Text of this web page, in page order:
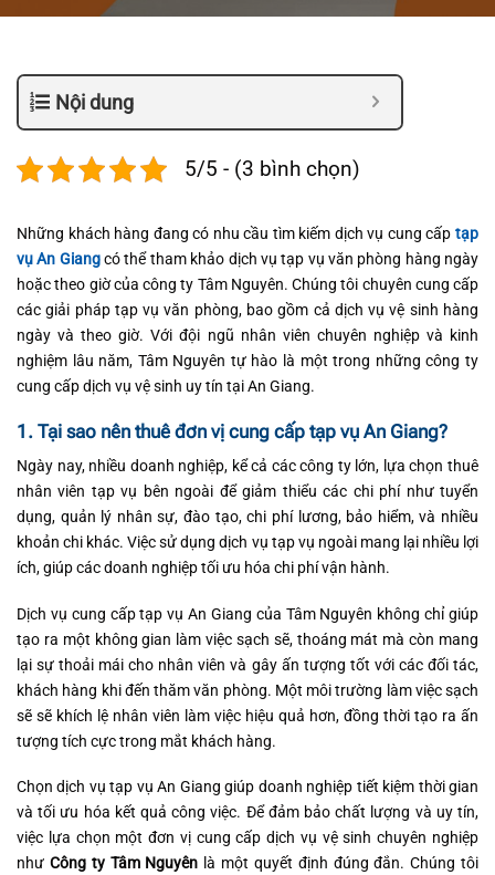
Nội dung
5/5 - (3 bình chọn)
Những khách hàng đang có nhu cầu tìm kiếm dịch vụ cung cấp tạp
vụ An Giangcó thể tham khảo dịch vụ tạp vụ văn phòng hàng ngày
hoặc theo giờ của công ty Tâm Nguyên. Chúng tôi chuyên cung cấp
các giải pháp tạp vụ văn phòng, bao gồm cả dịch vụ vệ sinh hàng
ngày và theo giờ. Với đội ngũ nhân viên chuyên nghiệp và kinh
nghiệm lâu năm, Tâm Nguyên tự hào là một trong những công ty
cung cấp dịch vụ vệ sinh uy tín tại An Giang.
1. Tại sao nên thuê đơn vị cung cấp tạp vụ An Giang?
Ngày nay, nhiều doanh nghiệp, kể cả các công ty lớn, lựa chọn thuê
nhân viên tạp vụ bên ngoài để giảm thiểu các chi phí như tuyển
dụng, quản lý nhân sự, đào tạo, chi phí lương, bảo hiểm, và nhiều
khoản chi khác. Việc sử dụng dịch vụ tạp vụ ngoài mang lại nhiều lợi
ích, giúp các doanh nghiệp tối ưu hóa chi phí vận hành.
Dịch vụ cung cấp tạp vụ An Giang của Tâm Nguyên không chỉ giúp
tạo ra một không gian làm việc sạch sẽ, thoáng mát mà còn mang
lại sự thoải mái cho nhân viên và gây ấn tượng tốt với các đối tác,
khách hàng khi đến thăm văn phòng. Một môi trường làm việc sạch
sẽ sẽ khích lệ nhân viên làm việc hiệu quả hơn, đồng thời tạo ra ấn
tượng tích cực trong mắt khách hàng.
Chọn dịch vụ tạp vụ An Giang giúp doanh nghiệp tiết kiệm thời gian
và tối ưu hóa kết quả công việc. Để đảm bảo chất lượng và uy tín,
việc lựa chọn một đơn vị cung cấp dịch vụ vệ sinh chuyên nghiệp
như Công ty Tâm Nguyên là một quyết định đúng đắn. Chúng tôi